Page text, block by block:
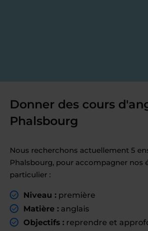
Donner des cours
Phalsbourg
Nous recherchons actuellement 5
Phalsbourg, pour accompagner nos
particulier :
Niveau : première
Matière : anglais
Objectifs : reprendre et